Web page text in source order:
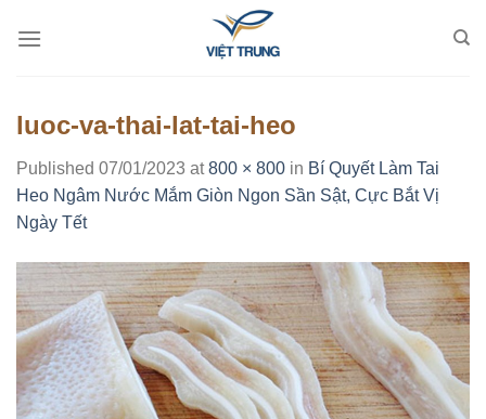
luoc-va-thai-lat-tai-heo
Published 07/01/2023 at800 × 800 in Bí Quyết Làm Tai
Heo Ngâm Nước Mắm Giòn Ngon Sần Sật, Cực Bắt Vị
Ngày Tết